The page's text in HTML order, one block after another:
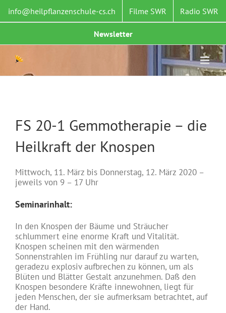
Inhalt
springen
info@heilpflanzenschule-cs.ch Filme SWR Radio SWR
Newsletter
FS 20-1 Gemmotherapie – die
Heilkraft der Knospen
Mittwoch, 11. März bis Donnerstag, 12. März 2020 –
jeweils von 9 – 17 Uhr
Seminarinhalt:
In den Knospen der Bäume und Sträucher
schlummert eine enorme Kraft und Vitalität.
Knospen scheinen mit den wärmenden
Sonnenstrahlen im Frühling nur darauf zu warten,
geradezu explosiv aufbrechen zu können, um als
Blüten und Blätter Gestalt anzunehmen. Daß den
Knospen besondere Kräfte innewohnen, liegt für
jeden Menschen, der sie aufmerksam betrachtet, auf
der Hand.